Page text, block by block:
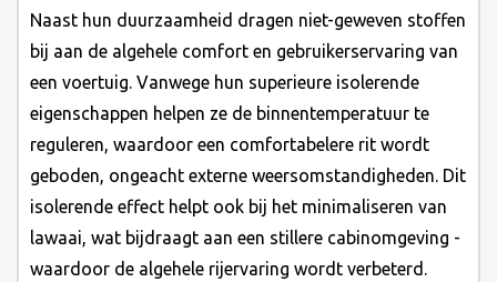
Naast hun duurzaamheid dragen niet-geweven stoffen
bij aan de algehele comfort en gebruikerservaring van
een voertuig. Vanwege hun superieure isolerende
eigenschappen helpen ze de binnentemperatuur te
reguleren, waardoor een comfortabelere rit wordt
geboden, ongeacht externe weersomstandigheden. Dit
isolerende effect helpt ook bij het minimaliseren van
lawaai, wat bijdraagt ​​aan een stillere cabinomgeving -
waardoor de algehele rijervaring wordt verbeterd.